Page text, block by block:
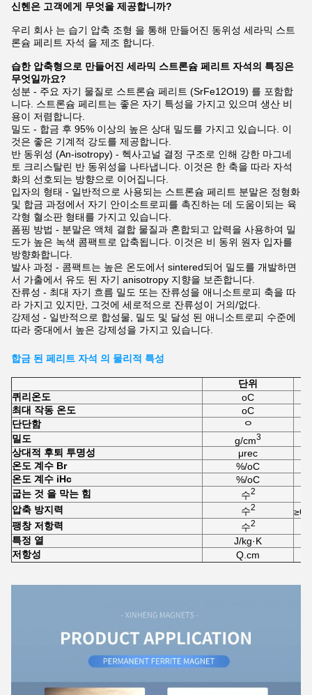
신헨은 고객에게 무엇을 제공합니까?
우리 회사 는 습기 압축 조형 을 통해 만들어진 동위성 세라믹 스트
론슘 페리트 자석 을 제조 합니다.
습한 압축형으로 만들어진 세라믹 스트론슘 페리트 자석의 특징은
무엇일까요?
성분 - 주요 자기 물질로 스트론슘 페리트 (SrFe12O19) 를 포함합
니다. 스트론슘 페리트는 좋은 자기 특성을 가지고 있으며 생산 비
용이 저렴합니다.
밀도 - 합금 후 95% 이상의 높은 상대 밀도를 가지고 있습니다. 이
것은 좋은 기계적 강도를 제공합니다.
반 동위성 (An-isotropy) - 헥사고널 결정 구조로 인해 강한 마그네
토 크리스탈린 반 동위성을 나타냅니다. 이것은 한 축을 따라 자석
화의 선호되는 방향으로 이어집니다.
입자의 형태 - 일반적으로 사용되는 스트론슘 페리트 분말은 정형화
및 합금 과정에서 자기 안이소트로피를 촉진하는 데 도움이되는 육
각형 혈소판 형태를 가지고 있습니다.
폼핑 방법 - 분말은 액체 결합 물질과 혼합되고 압력을 사용하여 밀
도가 높은 녹색 콤팩트로 압축됩니다. 이것은 비 동위 원자 입자를
방향화합니다.
발사 과정 - 콤팩트는 높은 온도에서 sintered되어 밀도를 개발하면
서 가출에서 유도 된 자기 anisotropy 지향을 보존합니다.
잔류성 - 최대 자기 흐름 밀도 또는 잔류성을 애니소트로피 축을 따
라 가지고 있지만, 그것에 세로적으로 잔류성이 거의/없다.
강제성 - 일반적으로 합성물, 밀도 및 달성 된 애니소트로피 수준에
따라 중대에서 높은 강제성을 가지고 있습니다.
합금 된 페리트 자석 의 물리적 특성
단위
퀴리 온도
oC
최대 작동 온도
oC
단단함
ᄋ
밀도
g/cm3
상대적 후퇴 투명성
μrec
온도 계수 Br
%/oC
온도 계수 iHc
%/oC
굽는 것 을 막는 힘
수2
압축 방지력 수2
팽창 저항력
수2
특정 열
J/kg·K
저항성
Q.cm